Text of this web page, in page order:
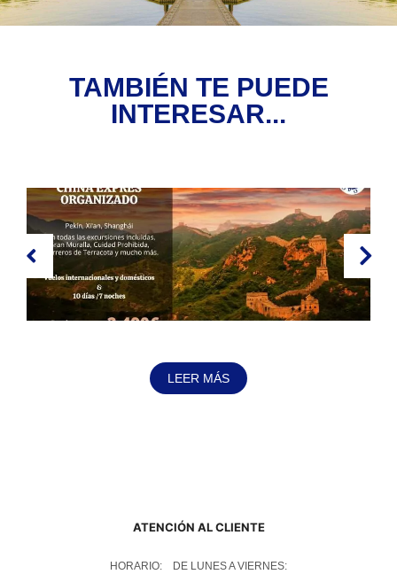
TAMBIÉN TE PUEDE
INTERESAR...
LEER MÁS
ATENCIÓN AL CLIENTE
HORARIO: DE LUNES A VIERNES: